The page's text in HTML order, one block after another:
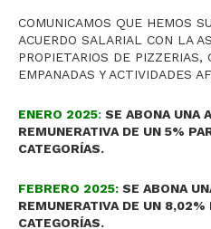
COMUNICAMOS QUE HEMOS
ACUERDO SALARIAL CON LA
PROPIETARIOS DE PIZZERIAS,
EMPANADAS Y ACTIVIDADES
ENERO 2025: SE ABONA UNA
REMUNERATIVA DE UN 5%
CATEGORÍAS.
FEBRERO 2025: SE ABONA
REMUNERATIVA DE UN 8,02%
CATEGORÍAS.